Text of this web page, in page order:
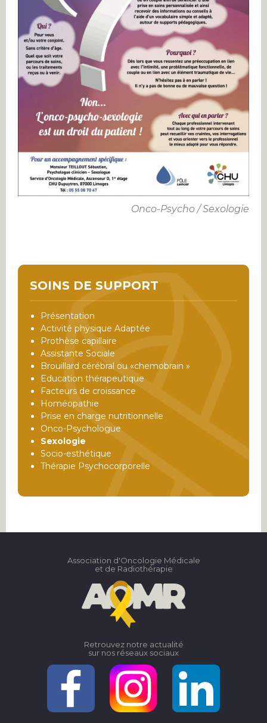
SOINS DE SUPPORT
Présentation
Activité physique Adaptée
Prothèse capillaire
Assistante Sociale
Brouillard cérébral ou «chemobrain »
Education thérapeutique
Facteurs de croissance
Homéopathie
Prise en charge nutritionnelle
Onco-Psychologue
Sexologie
Socio-esthétique
Thérapie Psychocorporelle
Onco-Psycho / Sexologie
Association d'Oncologie Médicale
et de Radiothérapie
Retrouvez notre actualité
sur nos réseaux sociaux